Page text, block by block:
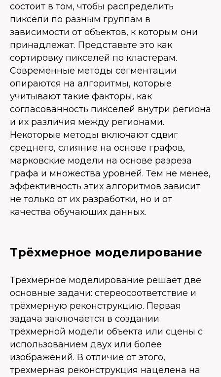
состоит в том, чтобы распределить
пиксели по разным группам в
зависимости от объектов, к которым они
принадлежат. Представьте это как
сортировку пикселей по кластерам.
Современные методы сегментации
опираются на алгоритмы, которые
учитывают такие факторы, как
согласованность пикселей внутри региона
и их различия между регионами.
Некоторые методы включают сдвиг
среднего, слияние на основе графов,
марковские модели на основе разреза
графа и множества уровней. Тем не менее,
эффективность этих алгоритмов зависит
не только от их разработки, но и от
качества обучающих данных.
Трёхмерное моделирование
Трёхмерное моделирование решает две
основные задачи: стереосоответствие и
трёхмерную реконструкцию. Первая
задача заключается в создании
трёхмерной модели объекта или сцены с
использованием двух или более
изображений. В отличие от этого,
трёхмерная реконструкция нацелена на